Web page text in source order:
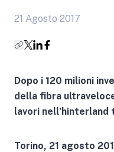
21 Agosto 2017
Dopo i 120 milioni
della fibra
lavori
Torino, 21 agosto